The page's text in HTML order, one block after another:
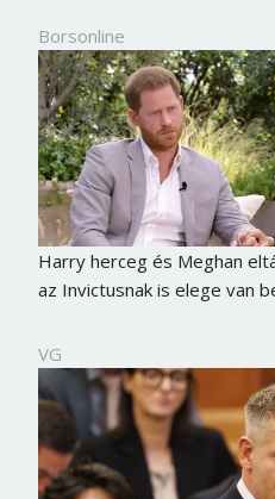
Borsonline
Harry herceg és Meghan
az Invictusnak is elege van
VG